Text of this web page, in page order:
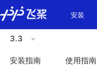
\u200E
安装
3.3
安装指南 使用指南